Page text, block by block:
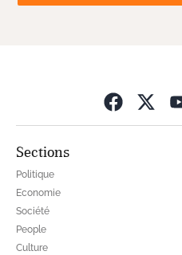
Sections
Politique
Economie
Société
People
Culture